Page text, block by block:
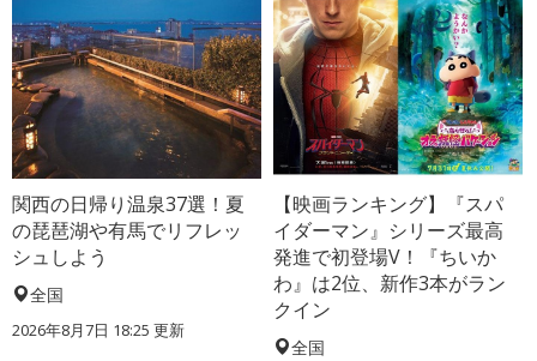
関西の日帰り温泉37選！夏
の琵琶湖や有馬でリフレッ
シュしよう
全国
2026年8月7日 18:25 更新
【映画ランキング】『スパ
イダーマン』シリーズ最高
発進で初登場V！『ちいか
わ』は2位、新作3本がラン
クイン
全国